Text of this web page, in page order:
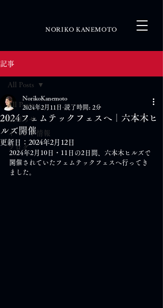
NORIKO KANEMOTO
記事
All Posts
お知らせ
イベント情報
ブログ
All Posts
2024フェムテックフェスへ｜六本木ヒ
ルズ開催
NorikoKanemoto
2024年2月11日 読了時間: 2分
更新日： 2024年2月12日
2024年2月10日・11日の2日間、六本木ヒルズで
開催されていたフェムテックフェスへ行ってき
ました。